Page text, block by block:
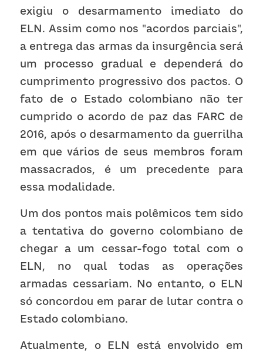
exigiu o desarmamento imediato do
ELN. Assim como nos "acordos parciais",
a entrega das armas da insurgência será
um processo gradual e dependerá do
cumprimento progressivo dos pactos. O
fato de o Estado colombiano não ter
cumprido o acordo de paz das FARC de
2016, após o desarmamento da guerrilha
em que vários de seus membros foram
massacrados, é um precedente para
essa modalidade.
Um dos pontos mais polêmicos tem sido
a tentativa do governo colombiano de
chegar a um cessar-fogo total com o
ELN, no qual todas as operações
armadas cessariam. No entanto, o ELN
só concordou em parar de lutar contra o
Estado colombiano.
Atualmente, o ELN está envolvido em